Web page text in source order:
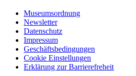
Museumsordnung
Newsletter
Datenschutz
Impressum
Geschäftsbedingungen
Cookie Einstellungen
Erklärung zur Barrierefreheit